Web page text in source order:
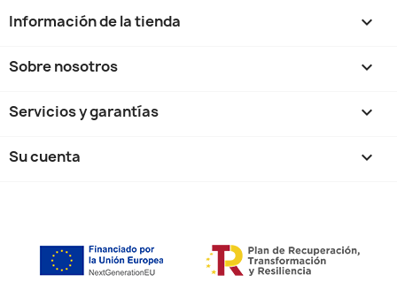
Información de la tienda keyboard_arrow_down
Sobre nosotros 
Servicios y garantías 
Su cuenta 